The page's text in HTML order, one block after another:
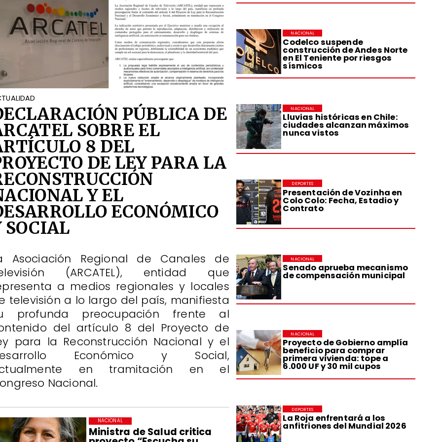
Codelco suspende
construcción de Andes Norte
en El Teniente por riesgos
sísmicos
NACIONAL
Lluvias históricas en Chile:
ciudades alcanzan máximos
nunca vistos
NACIONAL
Presentación de Vozinha en
Colo Colo: Fecha, Estadio y
Contrato
DEPORTES
Senado aprueba mecanismo
de compensación municipal
NACIONAL
Proyecto de Gobierno amplía
beneficio para comprar
primera vivienda: tope a
6.000 UF y 30 mil cupos
NACIONAL
La Roja enfrentará a los
anfitriones del Mundial 2026
DEPORTES
Ministra de Salud critica
NACIONAL
PÚBLICA DE
SOBRE EL
8 DEL
DE LEY PARA LA
Y EL
ECONÓMICO
SOCIAL
Asociación Regional de Canales de
(ARCATEL), entidad que
a medios regionales y locales
televisión a lo largo del país, manifiesta
profunda preocupación frente al
del artículo 8 del Proyecto de
para la Reconstrucción Nacional y el
Económico y Social,
en tramitación en el
Nacional.